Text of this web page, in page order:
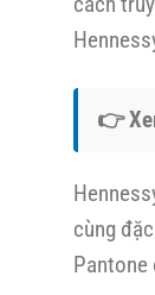
👉
cùng
Pantone